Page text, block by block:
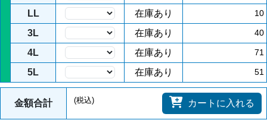
LL 在庫あり 10
3L 在庫あり 40
4L 在庫あり 71
5L 在庫あり 51
金額合計 (税込) カートに入れる